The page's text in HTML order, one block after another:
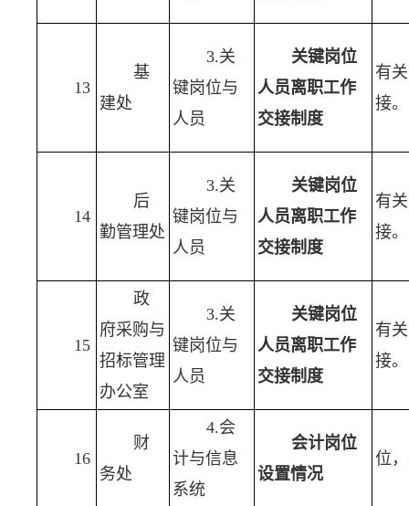
13
基
建处
3.关
键岗位与
人员
关键岗位
人员离职工作
交接制度
有
接。
14
后
勤管理处
3.关
键岗位与
人员
关键岗位
人员离职工作
交接制度
有
接。
15
政
府采购与
招标管理
办公室
3.关
键岗位与
人员
关键岗位
人员离职工作
交接制度
有
接。
16
财
务处
4.会
计与信息
系统
会计岗位
设置情况
位